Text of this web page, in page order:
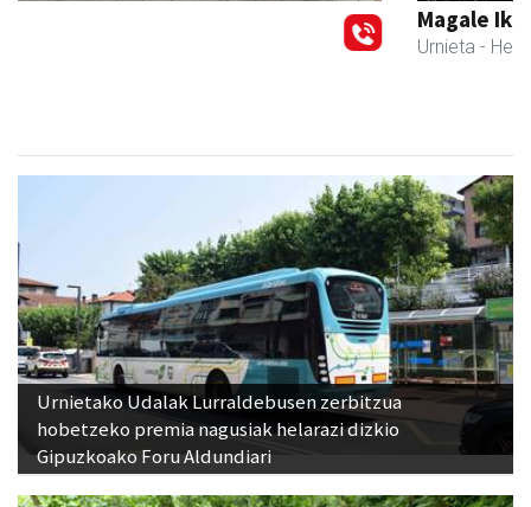
Urnietako Udalak Lurraldebusen zerbitzua
hobetzeko premia nagusiak helarazi dizkio
Gipuzkoako Foru Aldundiari